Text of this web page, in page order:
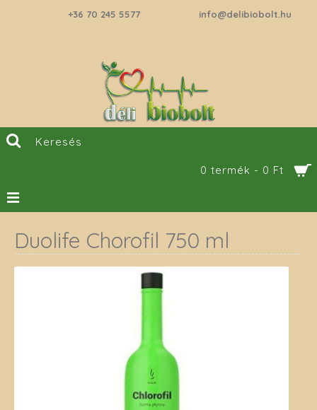
+36 70 245 5577 info@delibiobolt.hu
0 termék - 0 Ft
Duolife Chorofil 750 ml